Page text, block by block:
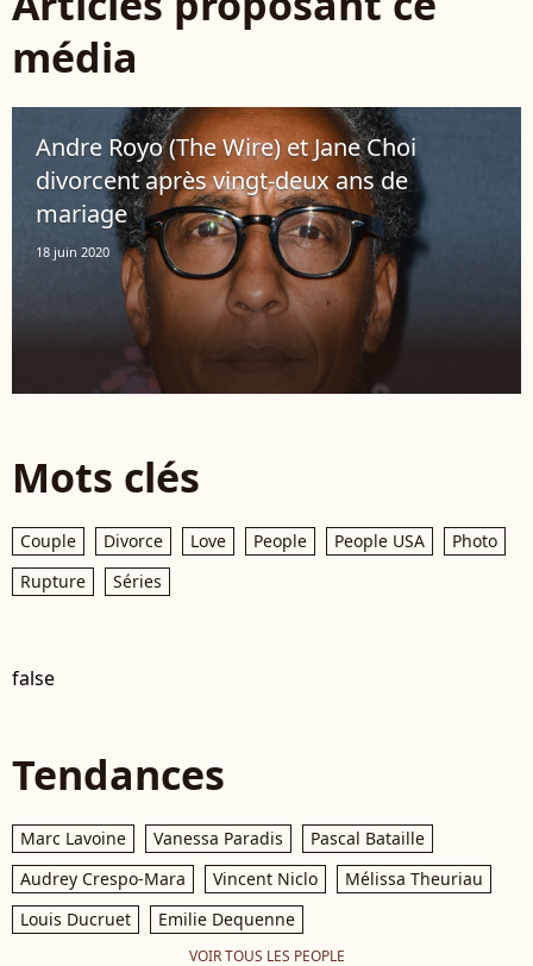
média
Andre Royo (The Wire) et Jane Choi
divorcent après vingt-deux ans de
mariage
18 juin 2020
Mots clés
Couple Divorce Love People People USA
Photo
Rupture
Séries
false
Tendances
Marc Lavoine Vanessa Paradis
Pascal Bataille
Audrey Crespo-Mara
Vincent Niclo
Mélissa Theuriau
Louis Ducruet
Emilie Dequenne
VOIR TOUS LES PEOPLE